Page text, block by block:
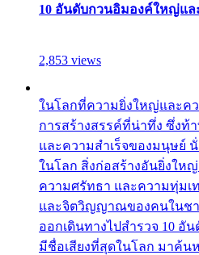
10 อันดับกวนอิมองค์ใหญ่แล
2,853 views
ในโลกที่ความยิ่งใหญ่และค
การสร้างสรรค์ที่น่าทึ่ง ซึ่งท้
และความสำเร็จของมนุษย์
ในโลก สิ่งก่อสร้างอันยิ่งให
ความศรัทธา และความทุ่มเ
และจิตวิญญาณของคนในชา
ออกเดินทางไปสำรวจ 10
มีชื่อเสียงที่สุดในโลก มาค้น